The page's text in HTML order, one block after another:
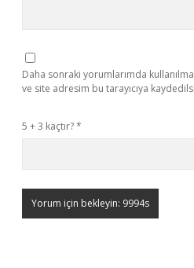
Daha sonraki yorumlarımda
ve site adresim bu tarayıcıya
5 + 3 kaçtır?*